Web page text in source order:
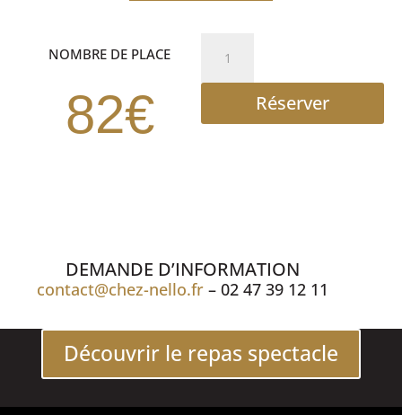
NOMBRE DE PLACE
82€
REPAS
SPECTACLERéserver
DEMANDE D’INFORMATION
contact@chez-nello.fr – 02 47 39 12 11
Découvrir le repas spectacle